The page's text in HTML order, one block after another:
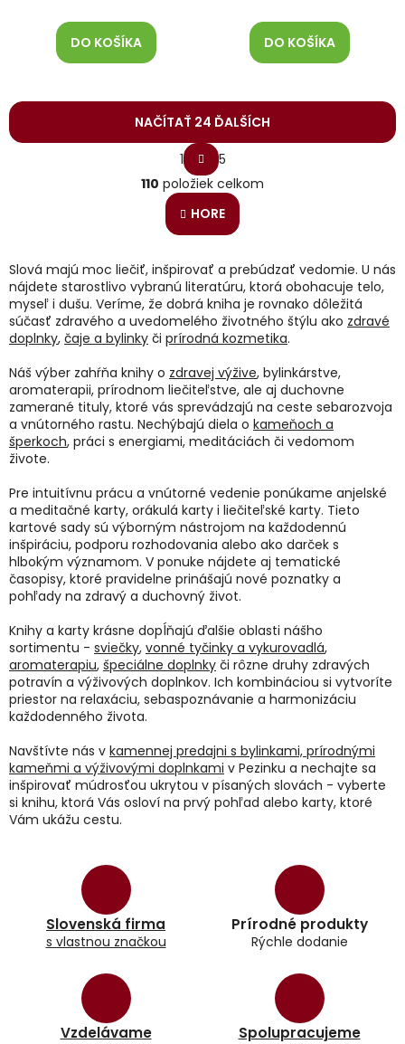
DO KOŠÍKA DO KOŠÍKA
O
v
l
a
c
i
e
p
r
v
k
y
v
ý
p
s
u
NAČÍTAŤ 24 ĎALŠÍCH
S
t
r
á
n
o
a
n
i
e
1
5
110 položiek celkom
HORE
Slová majú moc liečiť, inšpirovať a prebúdzať vedomie. U nás
nájdete starostlivo vybranú literatúru, ktorá obohacuje telo,
myseľ i dušu. Veríme, že dobrá kniha je rovnako dôležitá
súčasť zdravého a uvedomelého životného štýlu ako zdravé
doplnky, čaje a bylinky či prírodná kozmetika.
Náš výber zahŕňa knihy o zdravej výžive, bylinkárstve,
aromaterapii, prírodnom liečiteľstve, ale aj duchovne
zamerané tituly, ktoré vás sprevádzajú na ceste sebarozvoja
a vnútorného rastu. Nechýbajú diela o kameňoch a
šperkoch, práci s energiami, meditáciách či vedomom
živote.
Pre intuitívnu prácu a vnútorné vedenie ponúkame anjelské
a meditačné karty, orákulá karty i liečiteľské karty. Tieto
kartové sady sú výborným nástrojom na každodennú
inšpiráciu, podporu rozhodovania alebo ako darček s
hlbokým významom. V ponuke nájdete aj tematické
časopisy, ktoré pravidelne prinášajú nové poznatky a
pohľady na zdravý a duchovný život.
Knihy a karty krásne dopĺňajú ďalšie oblasti nášho
sortimentu - sviečky, vonné tyčinky a vykurovadlá,
aromaterapiu, špeciálne doplnky či rôzne druhy zdravých
potravín a výživových doplnkov. Ich kombináciou si vytvoríte
priestor na relaxáciu, sebaspoznávanie a harmonizáciu
každodenného života.
Navštívte nás v kamennej predajni s bylinkami, prírodnými
kameňmi a výživovými doplnkami v Pezinku a nechajte sa
inšpirovať múdrosťou ukrytou v písaných slovách - vyberte
si knihu, ktorá Vás osloví na prvý pohľad alebo karty, ktoré
Vám ukážu cestu.
Slovenská firma
s vlastnou značkou
Prírodné produkty
Rýchle dodanie
Vzdelávame Spolupracujeme